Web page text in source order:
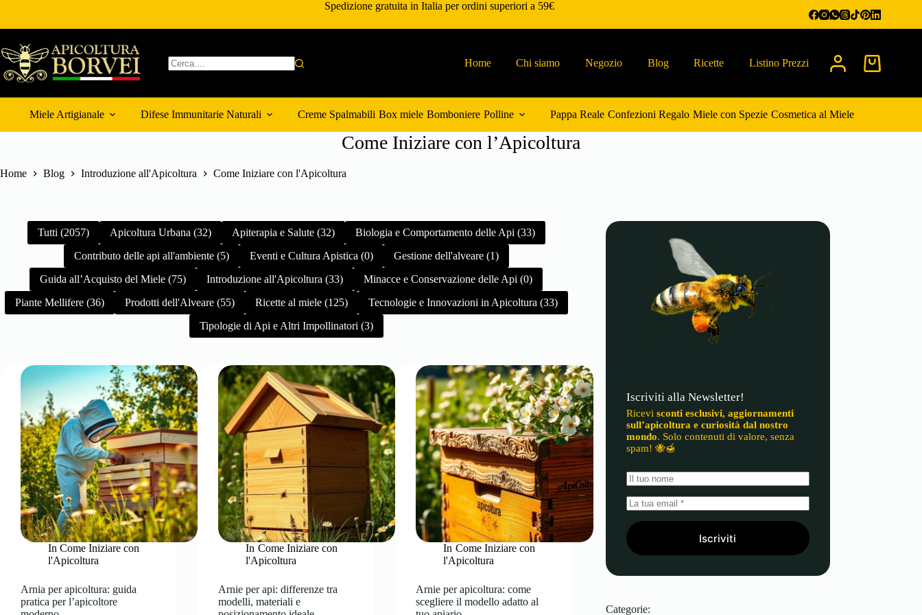
contenuto
Spedizione gratuita in Italia per ordini superiori a 59€
Home Chi siamo Negozio Blog Ricette Listino Prezzi Carrello
Miele Artigianale Difese Immunitarie Naturali Creme Spalmabili Box miele Bomboniere Polline Pappa Reale Confezioni Regalo Miele con Spezie Cosmetica al Miele
Come Iniziare con l’Apicoltura
Home Blog Introduzione all'Apicoltura Come Iniziare con l'Apicoltura
Tutti (2057) Apicoltura Urbana (32) Apiterapia e Salute (32)
Biologia e Comportamento delle Api (33)
Contributo delle api all'ambiente (5)
Eventi e Cultura Apistica (0)
Gestione dell'alveare (1)
Guida all’Acquisto del Miele (75)
Introduzione all'Apicoltura (33)
Minacce e Conservazione delle Api (0)
Piante Mellifere (36)
Prodotti dell'Alveare (55) Ricette al miele (125)
Tecnologie e Innovazioni in Apicoltura (33)
Tipologie di Api e Altri Impollinatori (3)
In Come Iniziare con
l'Apicoltura
Arnia per apicoltura: guida
pratica per l’apicoltore
In Come Iniziare con
l'Apicoltura
Arnie per api: differenze tra
modelli, materiali e
In Come Iniziare con
l'Apicoltura
Arnie per apicoltura: come
scegliere il modello adatto al
Iscriviti alla Newsletter!
Ricevisconti esclusivi, aggiornamenti
sull’apicoltura e curiosità dal nostro
mondo. Solo contenuti di valore, senza
spam! 🐝🍯
Iscriviti
Categorie: